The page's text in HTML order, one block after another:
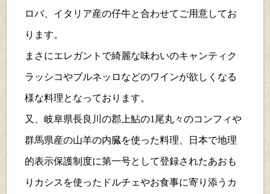
ロバ、イタリア産の仔牛と合わせてご用意してお
ります。
まさにエレガントで綺麗な味わいのキャンティク
ラッシコやブルネッロなどのワインが欲しくなる
様な料理となっております。
又、岐阜県長良川の郡上鮎の1尾丸々のコンフィや
群馬県産の山羊の内臓を使った料理、日本で地理
的表示保護制度に第一号として登録されたあおも
りカシスを使ったドルチェやお食事に寄り添うカ